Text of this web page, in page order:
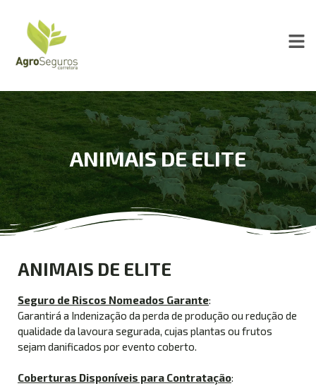
ANIMAIS DE ELITE
ANIMAIS DE ELITE
Seguro de Riscos Nomeados Garante:
Garantirá a Indenização da perda de produção ou redução de
qualidade da lavoura segurada, cujas plantas ou frutos
sejam danificados por evento coberto.
Coberturas Disponíveis para Contratação: